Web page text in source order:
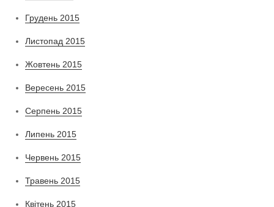
Грудень 2015
Листопад 2015
Жовтень 2015
Вересень 2015
Серпень 2015
Липень 2015
Червень 2015
Травень 2015
Квітень 2015